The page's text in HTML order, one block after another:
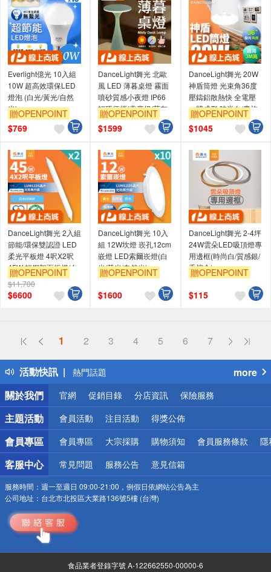
Everlight億光 10入組
10W 超高效環保LED
燈泡 (白光/黃光/自然
光)
贈OPENPOINT
訂單滿999享9折
$769
DanceLight舞光 北歐
風 LED 薄暮桌燈 霧面
噴砂質感小夜燈 IP66
輕巧便攜(燕麥奶/莫灰
綠)
贈OPENPOINT
訂單滿999享9折
$1599
DanceLight舞光 20W
神盾筒燈 光束角36度
壓鑄鋁散熱快 全電壓
一體成形 時尚白/貴族
黑(白光/黃光/自然光)
贈OPENPOINT
訂單滿999享9折
$1045
DanceLight舞光 2入組
節能/環保雙認證 LED
柔光平板燈 4呎X2呎
45W 輕鋼架面板燈(白
光D-42PD45D-EGR1)
贈OPENPOINT
訂單滿999享9折
$11,700
$6600
DanceLight舞光 10入
組 12W坎燈 崁孔12cm
嵌燈 LED索爾崁燈(白
光/黃光/自然光)
贈OPENPOINT
訂單滿999享9折
$1600
DanceLight舞光 2-4坪
24W雲朵LED吸頂燈專
用邊框(時尚白/質感銀/
香檳金)
贈OPENPOINT
訂單滿999享9折
$115
1 2 3 4 5 6 7
活動快訊
詐騙網頁！請小心！
得獎公告
熱門話題
銀行優惠
偏遠地區配送
詐騙網頁！請小心！
more
關於我們
官網 促銷目錄 分店資訊 保險服務
主題活動 會員活動 注目活動 得獎公佈
會員專區 會員專區 大宗採購 購物須知 會員服務條款 隱
客服中心 常見問題 服務公告 意見信箱
服務時間： 週一至週日 09:00-21:00，例假日依網站公告為主
公司地址： 台北市北投區大業路136號5樓 (台灣)
食品業者登錄字號 A-122662550-00000-6